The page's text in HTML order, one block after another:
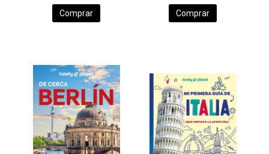
Comprar Comprar